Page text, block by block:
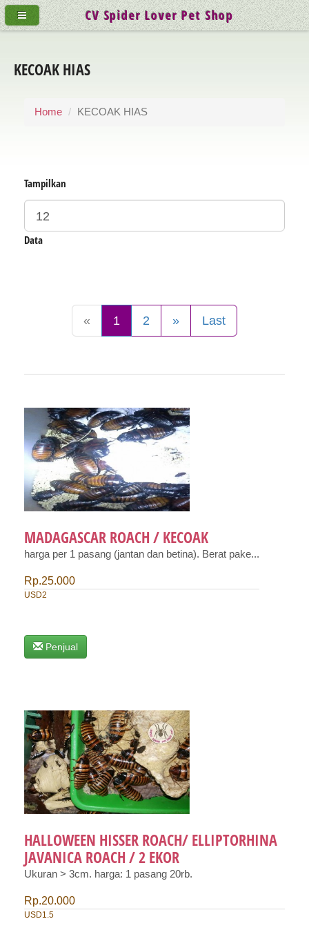
KECOAK HIAS
Home KECOAK HIAS
Tampilkan
Data
« 1 2 » Last
MADAGASCAR ROACH / KECOAK
harga per 1 pasang (jantan dan betina). Berat pake...
Rp.25.000
USD2
Penjual
HALLOWEEN HISSER ROACH/ ELLIPTORHINA
JAVANICA ROACH / 2 EKOR
Ukuran > 3cm. harga: 1 pasang 20rb.
Rp.20.000
USD1.5
CV Spider Lover Pet Shop